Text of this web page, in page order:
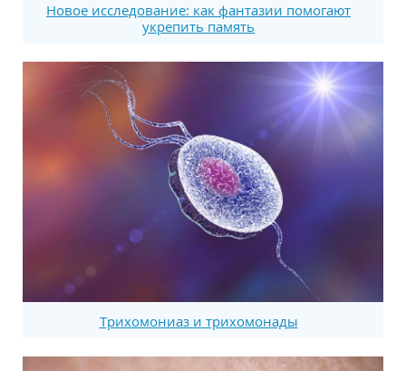
Новое исследование: как фантазии помогают
укрепить память
Трихомониаз и трихомонады